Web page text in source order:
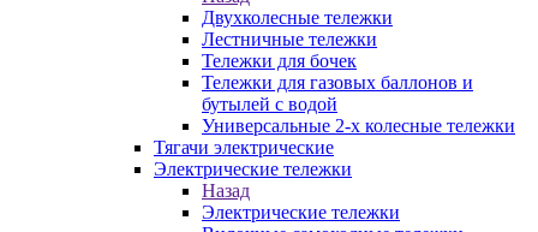
Двухколесные тележки
Лестничные тележки
Тележки для бочек
Тележки для газовых баллонов и
бутылей с водой
Универсальные 2-х колесные тележки
Тягачи электрические
Электрические тележки
Назад
Электрические тележки